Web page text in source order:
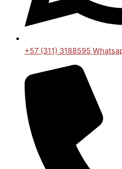
+57 (311) 3188595